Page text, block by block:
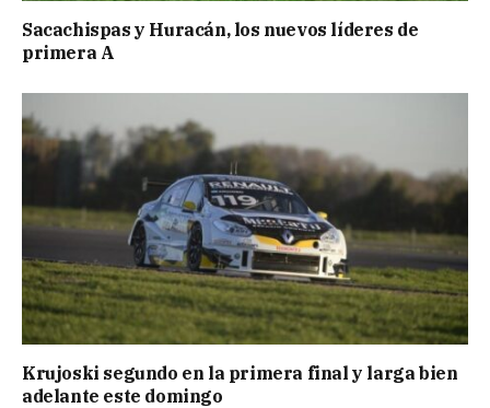
Sacachispas y Huracán, los nuevos líderes de
primera A
Krujoski segundo en la primera final y larga bien
adelante este domingo